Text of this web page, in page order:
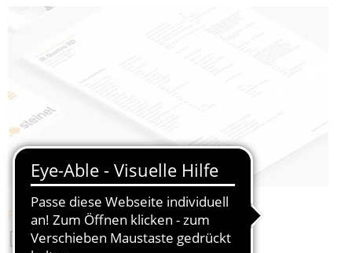
Präzise Informationen, klare Entscheidungen.
Datenblätter